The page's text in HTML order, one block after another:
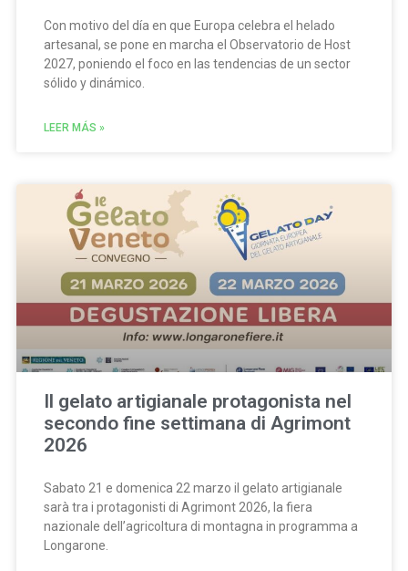
Con motivo del día en que Europa celebra el helado
artesanal, se pone en marcha el Observatorio de Host
2027, poniendo el foco en las tendencias de un sector
sólido y dinámico.
LEER MÁS »
Il gelato artigianale protagonista nel
secondo fine settimana di Agrimont
2026
Sabato 21 e domenica 22 marzo il gelato artigianale
sarà tra i protagonisti di Agrimont 2026, la fiera
nazionale dell’agricoltura di montagna in programma a
Longarone.